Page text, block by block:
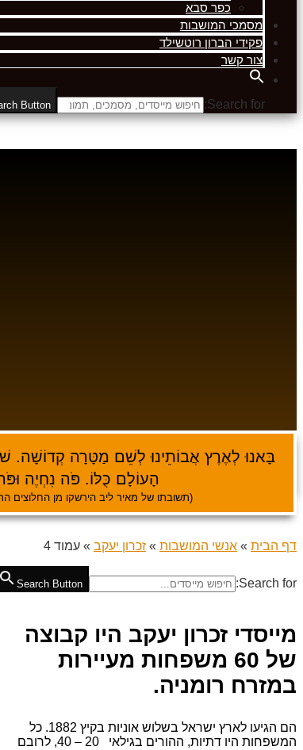
כפר סבא
מסמכי המושבות
פקידי הברון רוטשילד
צור קשר
Search for:
Button
בָּאנוּ לְאֶרֶץ אֲבוֹתֵינוּ לְשֵׁם מַטָּרָה קְדוֹשָׁה.
הָעוֹלָם כֻּלּוֹ. פֹּה נִחְיֶה
(תשובתו של מאיר ליב הירשקו מן החלוצים
דף הבית » אנשי המושבות » זכרון יעקב » עמוד 4
Search for:
Search Button
מייסדי זכרון יעקב היו קבוצה
של 60 משפחות מעיירות
במזרח רומניה.
הם הגיעו לארץ ישראל בשלוש אוניות בקיץ 1882. כל
המשפחות היו דתיות, ההורים בגילאי 20 – 40, לרובם